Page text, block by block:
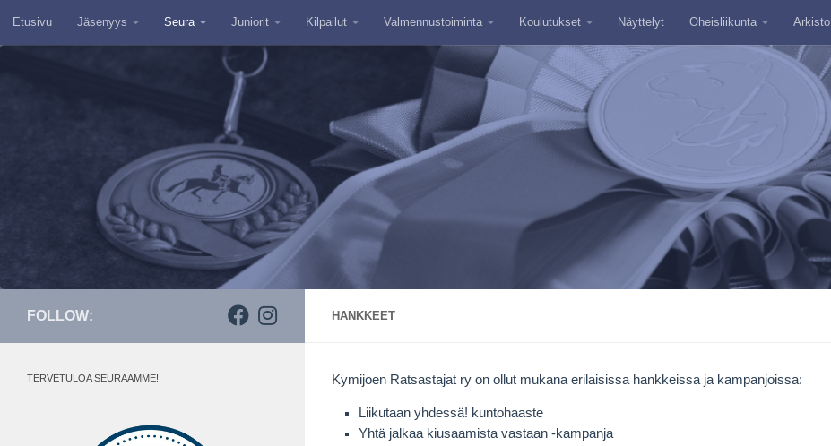
Skip to content
Etusivu Jäsenyys Seura Juniorit Kilpailut Valmennustoiminta Koulutukset Näyttelyt Oheisliikunta Arkisto
HANKKEET
Kymijoen Ratsastajat ry on ollut mukana erilaisissa hankkeissa ja kampanjoissa:
Liikutaan yhdessä! kuntohaaste
Yhtä jalkaa kiusaamista vastaan -kampanja
FOLLOW:
TERVETULOA SEURAAMME!